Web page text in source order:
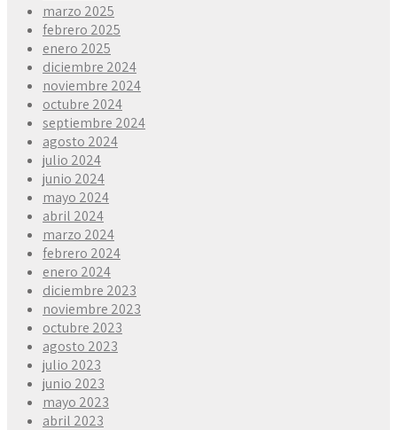
marzo 2025
febrero 2025
enero 2025
diciembre 2024
noviembre 2024
octubre 2024
septiembre 2024
agosto 2024
julio 2024
junio 2024
mayo 2024
abril 2024
marzo 2024
febrero 2024
enero 2024
diciembre 2023
noviembre 2023
octubre 2023
agosto 2023
julio 2023
junio 2023
mayo 2023
abril 2023